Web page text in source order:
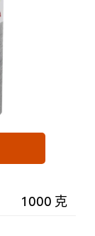
1000 克